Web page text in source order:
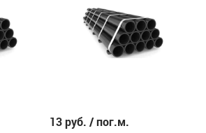
13 руб. / пог.м.